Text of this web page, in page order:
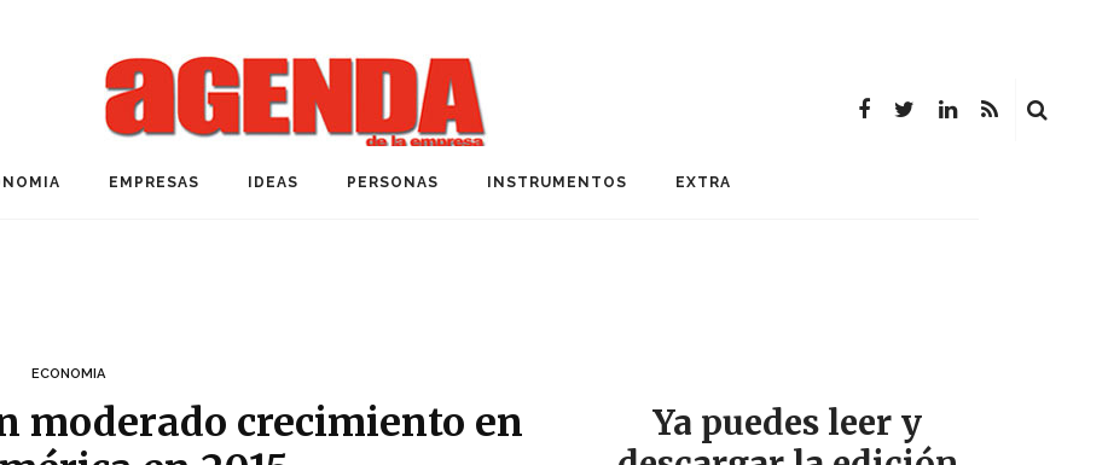
EMPRESAS IDEAS PERSONAS INSTRUMENTOS EXTRA
ECONOMIA
moderado crecimiento en
Ya puedes leer y